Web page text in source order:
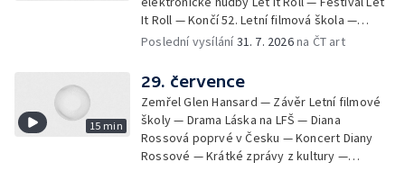
It Roll — Končí 52. Letní filmová škola —
Krátké zprávy z kultury — Rekonstrukce
Poslední vysílání31. 7. 2026na ČT art
15 min
29. července
Zemřel Glen Hansard — Závěr Letní filmové
školy — Drama Láska na LFŠ — Diana
Rossová poprvé v Česku — Koncert Diany
Rossové — Krátké zprávy z kultury —